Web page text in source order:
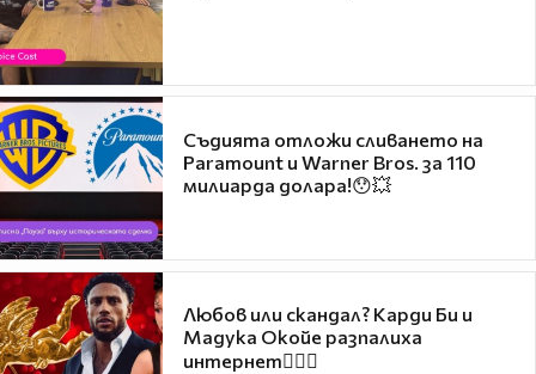
Съдията отложи сливането на
Paramount и Warner Bros. за 110
милиарда долара!😯💥
Любов или скандал? Карди Би и
Мадука Окойе разпалиха
интернет❤️‍🔥🔥